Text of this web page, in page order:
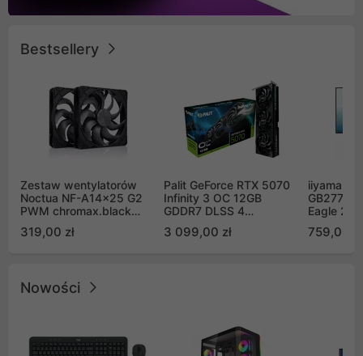
Bestsellery
Zestaw wentylatorów
Noctua NF-A14x25 G2
PWM chromax.black
Push Pull (2szt)
319,00 zł
Palit GeForce RTX 5070
Infinity 3 OC 12GB
GDDR7 DLSS 4
GB2050S)
3 099,00 zł
iiyama G-
Eagle 27"
759,00 zł
Nowości